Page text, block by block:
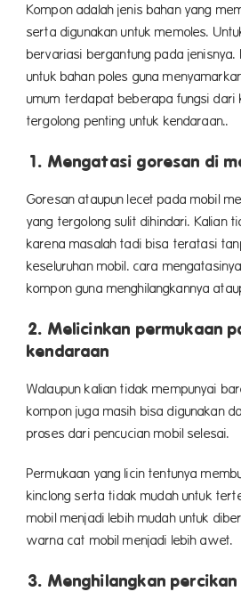
Kompon adalah jenis bahan yang
serta digunakan untuk memoles.
bervariasi bergantung pada jenisnya.
untuk bahan poles guna
umum terdapat beberapa fungsi dari
tergolong penting untuk kendaraan..
1. Mengatasi goresan di
Goresan ataupun lecet pada mobil
yang tergolong sulit dihindari. Kalian
karena masalah tadi bisa teratasi
keseluruhan mobil. cara
kompon guna menghilangkannya
2. Melicinkan permukaan
kendaraan
Walaupun kalian tidak mempunyai
kompon juga masih bisa digunakan
proses dari pencucian mobil selesai.
Permukaan yang licin tentunya
kinclong serta tidak mudah untuk
mobil menjadi lebih mudah untuk
warna cat mobil menjadi lebih awet.
3. Menghilangkan percikan